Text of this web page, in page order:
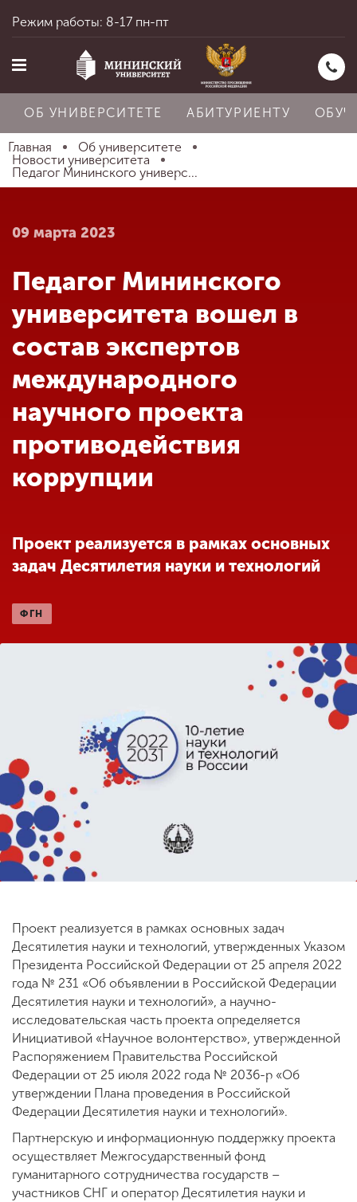
Главная
Абитуриенту
Обучение
Наука
Международная
деятельность
Другие виды
деятельности
Студенческая жизнь
SPN CHI
комиссия
+7 (831) 262-26-20
Режим работы: 8-17 пн-пт
ОБ УНИВЕРСИТЕТЕ АБИТУРИЕНТУ
Главная
Об университете
Новости университета
Педагог Мининского универс...
09 марта 2023
Педагог Мининского
университета вошел в
состав экспертов
международного
научного проекта
противодействия
коррупции
Проект реализуется в рамках основных
задач Десятилетия науки и технологий
ФГН
Проект реализуется в рамках основных задач
Десятилетия науки и технологий, утвержденных Указом
Президента Российской Федерации от 25 апреля 2022
года № 231 «Об объявлении в Российской Федерации
Десятилетия науки и технологий», а научно-
исследовательская часть проекта определяется
Инициативой «Научное волонтерство», утвержденной
Распоряжением Правительства Российской
Федерации от 25 июля 2022 года № 2036-р «Об
утверждении Плана проведения в Российской
Федерации Десятилетия науки и технологий».
Партнерскую и информационную поддержку проекта
осуществляет Межгосударственный фонд
гуманитарного сотрудничества государств –
участников СНГ и оператор Десятилетия науки и